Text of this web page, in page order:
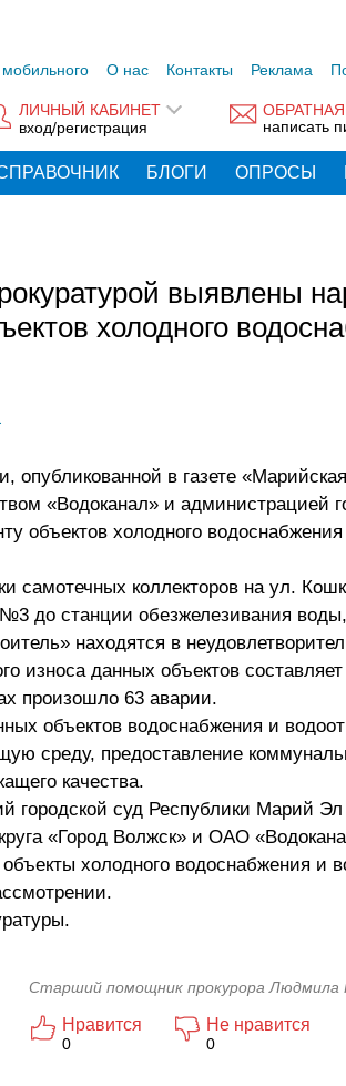
О нас Контакты Реклама
написать
ЛИЧНЫЙ КАБИНЕТ
вход/регистрация
БЛОГИ ОПРОСЫ
выявлены
холодного
в газете
«Водоканал» и администрацией
объектов холодного
самотечных коллекторов на ул.
до станции обезжелезивания
находятся в
износа данных объектов
произошло 63 аварии.
объектов водоснабжения и
среду, предоставление
качества.
городской суд Республики Марий Эл
«Город Волжск» и ОАО
холодного водоснабжения и
Старший помощник прокурора Людмила
Нравится
0
Не нравится
0